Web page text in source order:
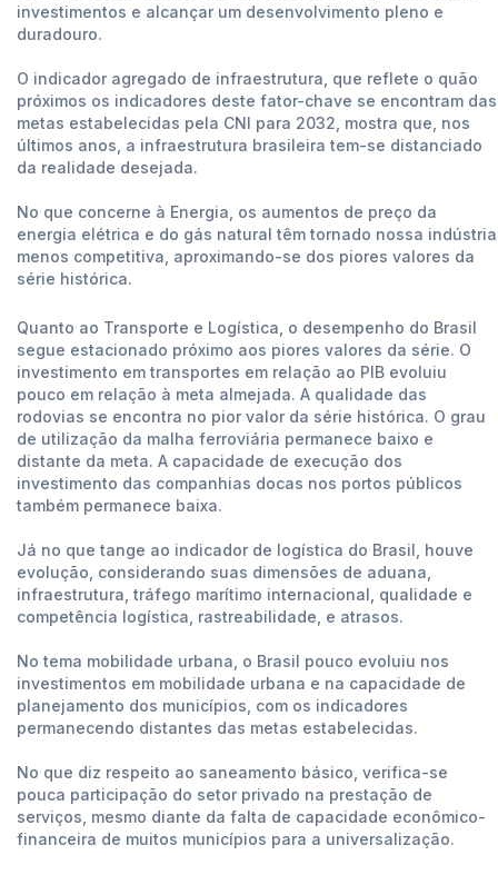
investimentos e alcançar um desenvolvimento pleno e
duradouro.
O indicador agregado de infraestrutura, que reflete o quão
próximos os indicadores deste fator-chave se encontram das
metas estabelecidas pela CNI para 2032, mostra que, nos
últimos anos, a infraestrutura brasileira tem-se distanciado
da realidade desejada.
No que concerne à Energia, os aumentos de preço da
energia elétrica e do gás natural têm tornado nossa indústria
menos competitiva, aproximando-se dos piores valores da
série histórica.
Quanto ao Transporte e Logística, o desempenho do Brasil
segue estacionado próximo aos piores valores da série. O
investimento em transportes em relação ao PIB evoluiu
pouco em relação à meta almejada. A qualidade das
rodovias se encontra no pior valor da série histórica. O grau
de utilização da malha ferroviária permanece baixo e
distante da meta. A capacidade de execução dos
investimento das companhias docas nos portos públicos
também permanece baixa.
Já no que tange ao indicador de logística do Brasil, houve
evolução, considerando suas dimensões de aduana,
infraestrutura, tráfego marítimo internacional, qualidade e
competência logística, rastreabilidade, e atrasos.
No tema mobilidade urbana, o Brasil pouco evoluiu nos
investimentos em mobilidade urbana e na capacidade de
planejamento dos municípios, com os indicadores
permanecendo distantes das metas estabelecidas.
No que diz respeito ao saneamento básico, verifica-se
pouca participação do setor privado na prestação de
serviços, mesmo diante da falta de capacidade econômico-
financeira de muitos municípios para a universalização.